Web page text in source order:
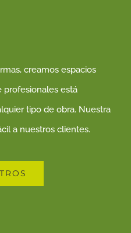
creamos espacios
profesionales está
tipo de obra. Nuestra
a nuestros clientes.